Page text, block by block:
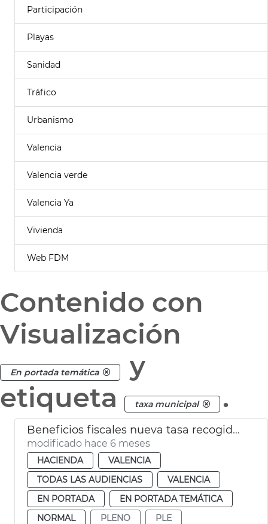
Participación
Playas
Sanidad
Tráfico
Urbanismo
Valencia
Valencia verde
Valencia Ya
Vivienda
Web FDM
Contenido con
Visualización
En portada temática
y
etiqueta
taxa municipal .
Beneficios fiscales nueva tasa recogida de residuos Ayuntamiento València
modificado hace 6 meses
HACIENDA
VALENCIA
TODAS LAS AUDIENCIAS
VALENCIA
EN PORTADA
EN PORTADA TEMÁTICA
NORMAL
PLENO
PLE